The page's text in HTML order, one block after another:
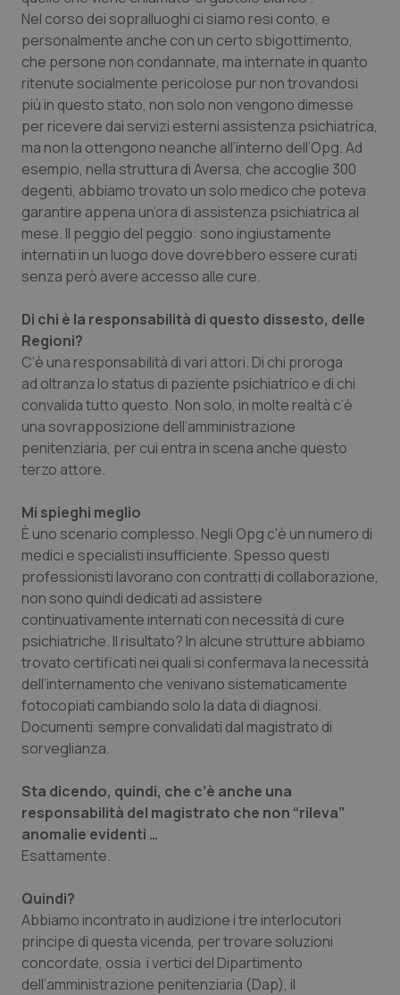
Nel corso dei sopralluoghi ci siamo resi conto, e
personalmente anche con un certo sbigottimento,
che persone non condannate, ma internate in quanto
ritenute socialmente pericolose pur non trovandosi
più in questo stato, non solo non vengono dimesse
per ricevere dai servizi esterni assistenza psichiatrica,
ma non la ottengono neanche all’interno dell’Opg. Ad
esempio, nella struttura di Aversa, che accoglie 300
degenti, abbiamo trovato un solo medico che poteva
garantire appena un’ora di assistenza psichiatrica al
mese. Il peggio del peggio: sono ingiustamente
internati in un luogo dove dovrebbero essere curati
senza però avere accesso alle cure.
Di chi è la responsabilità di questo dissesto, delle
Regioni?
C’è una responsabilità di vari attori. Di chi proroga
ad oltranza lo status di paziente psichiatrico e di chi
convalida tutto questo. Non solo, in molte realtà c’è
una sovrapposizione dell’amministrazione
penitenziaria, per cui entra in scena anche questo
terzo attore.
Mi spieghi meglio
È uno scenario complesso. Negli Opg c'è un numero di
medici e specialisti insufficiente. Spesso questi
professionisti lavorano con contratti di collaborazione,
non sono quindi dedicati ad assistere
continuativamente internati con necessità di cure
psichiatriche. Il risultato? In alcune strutture abbiamo
trovato certificati nei quali si confermava la necessità
dell’internamento che venivano sistematicamente
fotocopiati cambiando solo la data di diagnosi.
Documenti sempre convalidati dal magistrato di
sorveglianza.
Sta dicendo, quindi, che c’è anche una
responsabilità del magistrato che non “rileva”
anomalie evidenti …
Esattamente.
Quindi?
Abbiamo incontrato in audizione i tre interlocutori
principe di questa vicenda, per trovare soluzioni
concordate, ossia i vertici del Dipartimento
dell’amministrazione penitenziaria (Dap), il